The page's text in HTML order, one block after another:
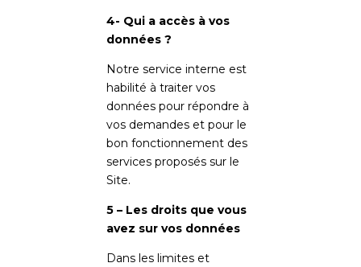
4- Qui a accès à vos
données ?
Notre service interne est
habilité à traiter vos
données pour répondre à
vos demandes et pour le
bon fonctionnement des
services proposés sur le
Site.
5 – Les droits que vous
avez sur vos données
Dans les limites et